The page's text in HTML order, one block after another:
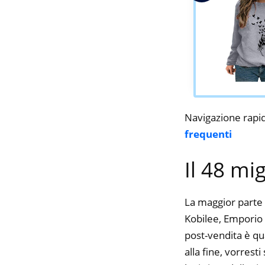
Navigazione
frequenti
Il 48
La maggior
Kobilee,
post-vendita è
alla fine, vorresti